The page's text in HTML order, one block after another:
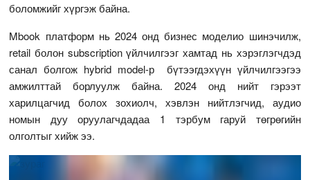
боломжийг хүргэж байна.
Mbook платформ нь 2024 онд бизнес моделио шинэчилж,
retail болон subscription үйлчилгээг хамтад нь хэрэглэгчдэд
санал болгож hybrid model-р бүтээгдэхүүн үйлчилгээгээ
амжилттай борлуулж байна. 2024 онд нийт гэрээт
харилцагчид болох зохиолч, хэвлэн нийтлэгчид, аудио
номын дуу оруулагчдадаа 1 тэрбум гаруй төгрөгийн
олголтыг хийж ээ.